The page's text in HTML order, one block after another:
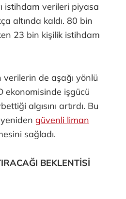
istihdam verileri piyasa
altında kaldı. 80 bin
23 bin kişilik istihdam
de aşağı yönlü
ekonomisinde işgücü
algısını artırdı. Bu
yeniden güvenli liman
sağladı.
BEKLENTİSİ